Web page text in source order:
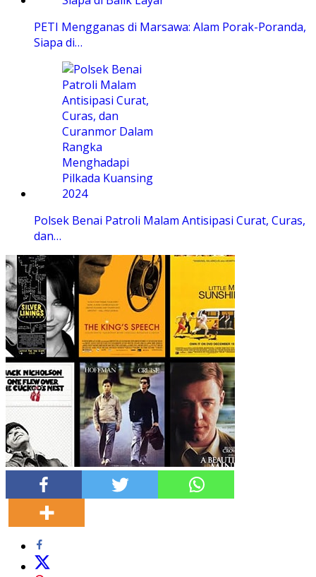
PETI Mengganas di Marsawa: Alam Porak-Poranda,
Siapa di…
Polsek Benai Patroli Malam Antisipasi Curat, Curas,
dan…